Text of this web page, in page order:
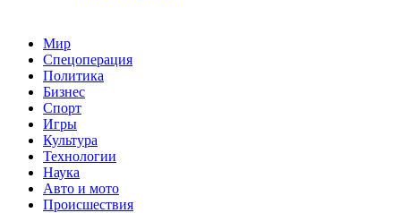
Мир
Спецоперация
Политика
Бизнес
Спорт
Игры
Культура
Технологии
Наука
Авто и мото
Происшествия